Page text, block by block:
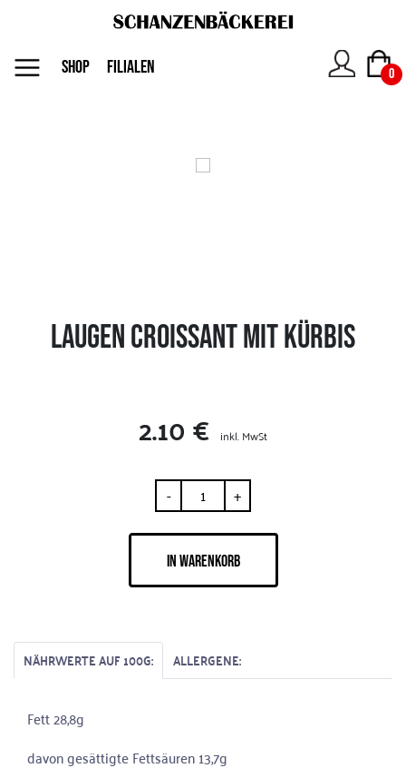
Kontakt
SHOP FILIALEN 0
Laugen Croissant mit Kürbis
2.10 € inkl. MwSt
- +
IN WARENKORB
NÄHRWERTE AUF 100G: ALLERGENE:
Fett 28,8g
davon gesättigte Fettsäuren 13,7g